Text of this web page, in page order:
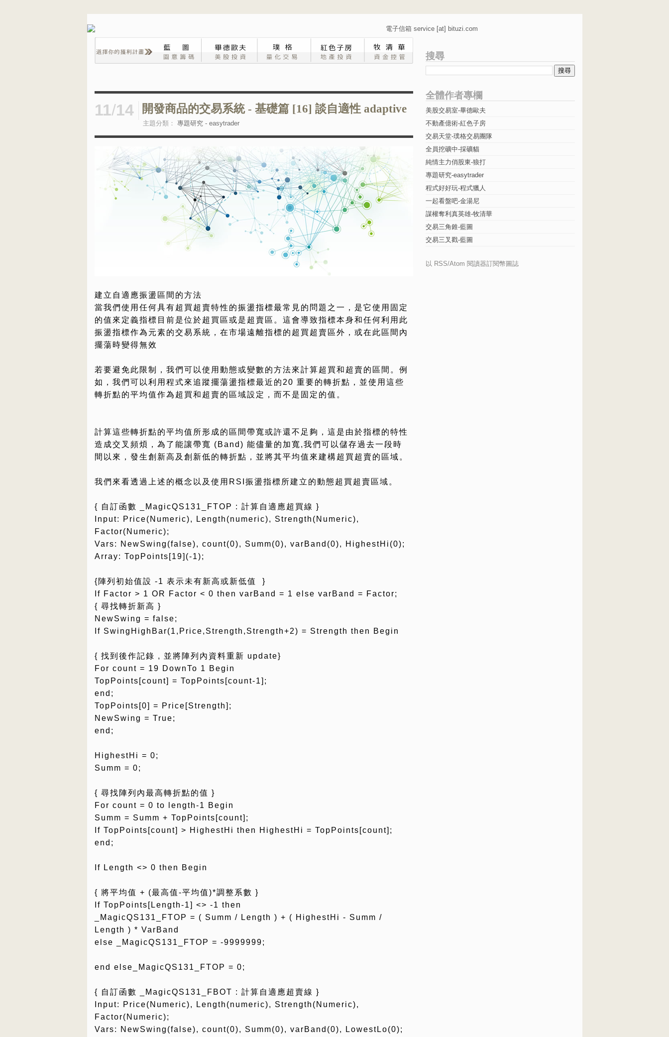
電子信箱 service [at] bituzi.com
11/14 開發商品的交易系統 - 基礎篇 [16] 談自適性 adaptive
主題分類： 專題研究 - easytrader
建立自適應振盪區間的方法
當我們使用任何具有超買超賣特性的振盪指標最常見的問題之一，是它使用固定
的值來定義指標目前是位於超買區或是超賣區。這會導致指標本身和任何利用此
振盪指標作為元素的交易系統，在市場遠離指標的超買超賣區外，或在此區間內
擺蕩時變得無效
若要避免此限制，我們可以使用動態或變數的方法來計算超買和超賣的區間。例
如，我們可以利用程式來追蹤擺蕩盪指標最近的20 重要的轉折點，並使用這些
轉折點的平均值作為超買和超賣的區域設定，而不是固定的值。
計算這些轉折點的平均值所形成的區間帶寬或許還不足夠，這是由於指標的特性
造成交叉頻煩，為了能讓帶寬 (Band) 能儘量的加寬,我們可以儲存過去一段時
間以來，發生創新高及創新低的轉折點，並將其平均值來建構超買超賣的區域。
我們來看透過上述的概念以及使用RSI振盪指標所建立的動態超買超賣區域。
{ 自訂函數 _MagicQS131_FTOP : 計算自適應超買線 }
Input: Price(Numeric), Length(numeric), Strength(Numeric),
Factor(Numeric);
Vars: NewSwing(false), count(0), Summ(0), varBand(0), HighestHi(0);
Array: TopPoints[19](-1);
{陣列初始值設 -1 表示未有新高或新低值 }
If Factor > 1 OR Factor < 0 then varBand = 1 else varBand = Factor;
{ 尋找轉折新高 }
NewSwing = false;
If SwingHighBar(1,Price,Strength,Strength+2) = Strength then Begin
{ 找到後作記錄 , 並將陣列內資料重新 update}
For count = 19 DownTo 1 Begin
TopPoints[count] = TopPoints[count-1];
end;
TopPoints[0] = Price[Strength];
NewSwing = True;
end;
HighestHi = 0;
Summ = 0;
{ 尋找陣列內最高轉折點的值 }
For count = 0 to length-1 Begin
Summ = Summ + TopPoints[count];
If TopPoints[count] > HighestHi then HighestHi = TopPoints[count];
end;
If Length <> 0 then Begin
{ 將平均值 + (最高值-平均值)*調整系數 }
If TopPoints[Length-1] <> -1 then
_MagicQS131_FTOP = ( Summ / Length ) + ( HighestHi - Summ /
Length ) * VarBand
else _MagicQS131_FTOP = -9999999;
end else_MagicQS131_FTOP = 0;
{ 自訂函數 _MagicQS131_FBOT : 計算自適應超賣線 }
Input: Price(Numeric), Length(numeric), Strength(Numeric),
Factor(Numeric);
Vars: NewSwing(false), count(0), Summ(0), varBand(0), LowestLo(0);
搜尋
全體作者專欄
美股交易室-畢德歐夫
不動產億術-紅色子房
交易天堂-璞格交易團隊
全員挖礦中-採礦貓
純情主力俏股東-狼打
專題研究-easytrader
程式好好玩-程式獵人
一起看盤吧-金湯尼
謀權奪利真英雄-牧清華
交易三角錐-藍圖
交易三叉戳-藍圖
以 RSS/Atom 閱讀器訂閱幣圖誌